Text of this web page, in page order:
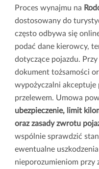
Proces wynajmu na
dostosowany do
często odbywa się
podać dane kierowcy,
dotyczące pojazdu.
dokument tożsamości
wypożyczalni akceptuje
przelewem. Umowa
ubezpieczenie, limit
oraz zasady zwrotu
wspólnie sprawdzić
ewentualne
nieporozumieniom przy